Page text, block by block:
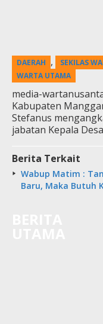
DAERAH , SEKILAS
WARTA UTAMA
media-
Kabupaten
Stefanus
jabatan Kepala
Berita Terkait
Wabup Matim :
Baru, Maka Butuh